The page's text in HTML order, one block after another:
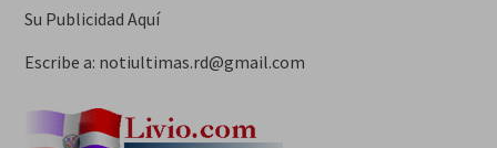
Su Publicidad Aquí
Escribe a: notiultimas.rd@gmail.com